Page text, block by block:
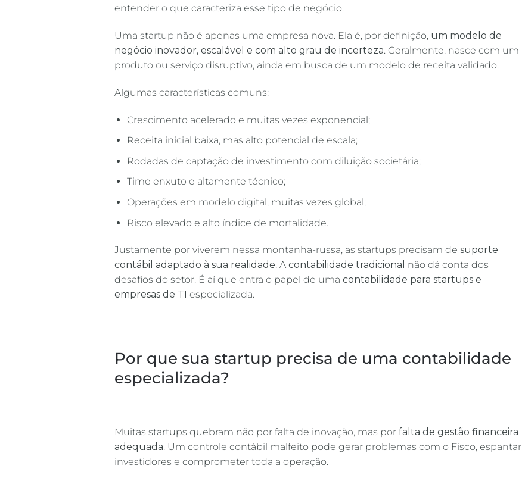
entender o que caracteriza esse tipo de negócio.
Uma startup não é apenas uma empresa nova. Ela é, por definição, um modelo de
negócio inovador, escalável e com alto grau de incerteza. Geralmente, nasce com um
produto ou serviço disruptivo, ainda em busca de um modelo de receita validado.
Algumas características comuns:
Crescimento acelerado e muitas vezes exponencial;
Receita inicial baixa, mas alto potencial de escala;
Rodadas de captação de investimento com diluição societária;
Time enxuto e altamente técnico;
Operações em modelo digital, muitas vezes global;
Risco elevado e alto índice de mortalidade.
Justamente por viverem nessa montanha-russa, as startups precisam de suporte
contábil adaptado à sua realidade. A contabilidade tradicional não dá conta dos
desafios do setor. É aí que entra o papel de uma contabilidade para startups e
empresas de TI especializada.
Por que sua startup precisa de uma contabilidade
especializada?
Muitas startups quebram não por falta de inovação, mas por falta de gestão financeira
adequada. Um controle contábil malfeito pode gerar problemas com o Fisco, espantar
investidores e comprometer toda a operação.